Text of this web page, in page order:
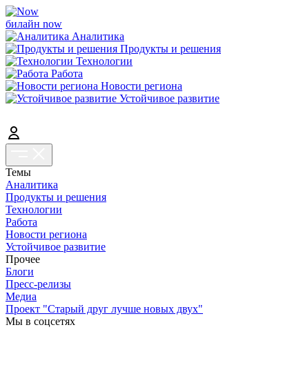
билайн now
Аналитика
Продукты и решения
Технологии
Работа
Новости региона
Устойчивое развитие
Темы
Аналитика
Продукты и решения
Технологии
Работа
Новости региона
Устойчивое развитие
Прочее
Блоги
Пресс-релизы
Медиа
Проект "Старый друг лучше новых двух"
Мы в соцсетях